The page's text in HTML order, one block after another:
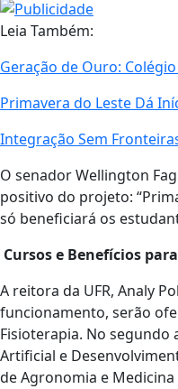
Leia Também:
Geração de Ouro:
Primavera do Leste Dá
Integração Sem
O senador Wellington
positivo do projeto:
só beneficiará os
Cursos e Benefícios
A reitora da UFR, Analy
funcionamento, serão
Fisioterapia. No
Artificial e
de Agronomia e